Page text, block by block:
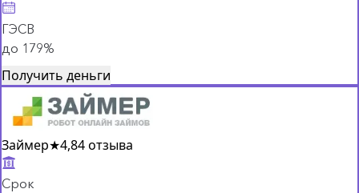
ГЭСВ
до 179%
Получить деньги
Займер★4,84 отзыва
Срок